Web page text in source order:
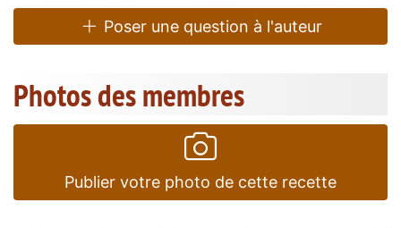
Poser une question à l'auteur
Photos des membres
Publier votre photo de cette recette